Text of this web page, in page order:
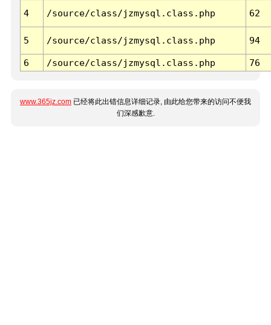
4 /source/class/jzmysql.class.php 62
5 /source/class/jzmysql.class.php 94
6 /source/class/jzmysql.class.php 76
www.365jz.com 已经将此出错信息详细记录, 由此给您带来的访问不便我
们深感歉意.